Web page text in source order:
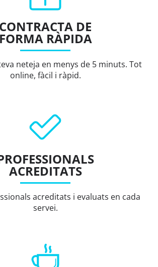
CONTRACTA DE
FORMA RÀPIDA
neteja en menys de 5 minuts. Tot
online, fàcil i ràpid.
ACREDITATS
acreditats i evaluats en cada
servei.